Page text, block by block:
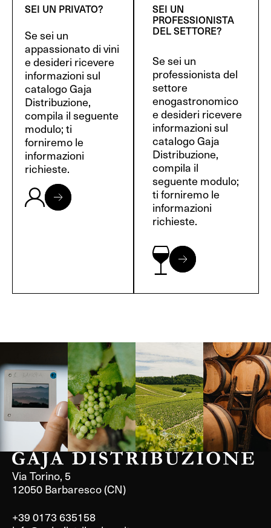
SEI UN PRIVATO?
Se sei un
appassionato di vini
e desideri ricevere
informazioni sul
catalogo Gaja
Distribuzione,
compila il seguente
modulo; ti
forniremo le
informazioni
richieste.
SEI UN
PROFESSIONISTA
DEL SETTORE?
Se sei un
professionista del
settore
enogastronomico
e desideri ricevere
informazioni sul
catalogo Gaja
Distribuzione,
compila il
seguente modulo;
ti forniremo le
informazioni
richieste.
Borgogna,
Francia
Borgogna,
Francia
Instagram
Via Torino, 5
12050 Barbaresco (CN)
+39 0173 635158